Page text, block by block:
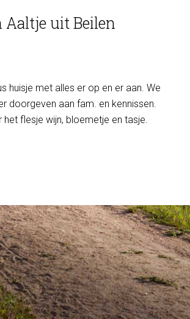
Aaltje uit Beilen
huisje met alles er op en er aan. We
doorgeven aan fam. en kennissen.
het flesje wijn, bloemetje en tasje.